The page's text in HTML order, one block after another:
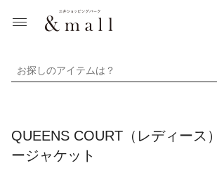
お探しのアイテムは？
QUEENS COURT（レディース
ージャケット